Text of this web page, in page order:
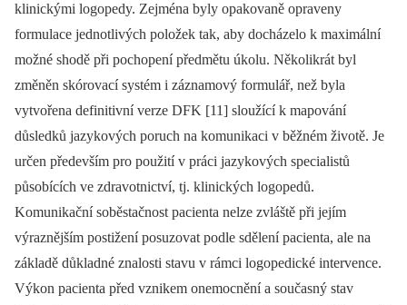
klinickými logopedy. Zejména byly opakovaně opraveny
formulace jednotlivých položek tak, aby docházelo k maximální
možné shodě při pochopení předmětu úkolu. Několikrát byl
změněn skórovací systém i záznamový formulář, než byla
vytvořena definitivní verze DFK [11] sloužící k mapování
důsledků jazykových poruch na komunikaci v běžném životě. Je
určen především pro použití v práci jazykových specialistů
působících ve zdravotnictví, tj. klinických logopedů.
Komunikační soběstačnost pa­cienta nelze zvláště při jejím
výraznějším postižení posuzovat podle sdělení pa­cienta, ale na
základě důkladné znalosti stavu v rámci logopedické intervence.
Výkon pa­cienta před vznikem onemocnění a současný stav